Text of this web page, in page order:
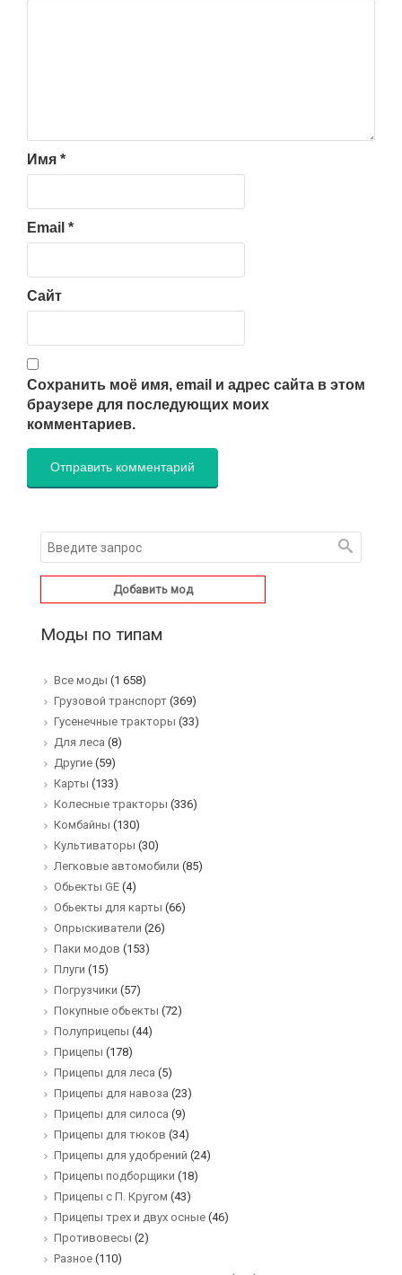
Имя *
Email *
Сайт
Сохранить моё имя, email и адрес сайта в этом
браузере для последующих моих
комментариев.
Добавить мод
Моды по типам
Все моды (1 658)
Грузовой транспорт (369)
Гусенечные тракторы (33)
Для леса (8)
Другие (59)
Карты (133)
Колесные тракторы (336)
Комбайны (130)
Культиваторы (30)
Легковые автомобили (85)
Обьекты GE (4)
Обьекты для карты (66)
Опрыскиватели (26)
Паки модов (153)
Плуги (15)
Погрузчики (57)
Покупные обьекты (72)
Полуприцепы (44)
Прицепы (178)
Прицепы для леса (5)
Прицепы для навоза (23)
Прицепы для силоса (9)
Прицепы для тюков (34)
Прицепы для удобрений (24)
Прицепы подборщики (18)
Прицепы с П. Кругом (43)
Прицепы трех и двух осные (46)
Противовесы (2)
Разное (110)